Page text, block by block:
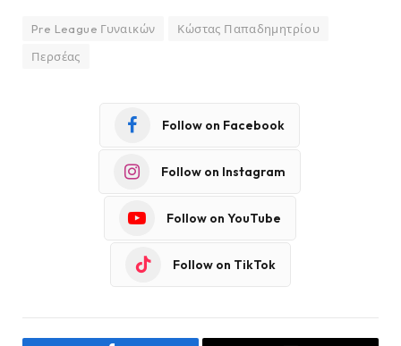
Pre League Γυναικών
Κώστας Παπαδημητρίου
Περσέας
Follow on Facebook
Follow on Instagram
Follow on YouTube
Follow on TikTok